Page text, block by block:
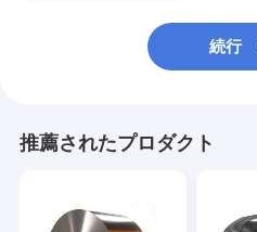
続行
推薦されたプロダクト